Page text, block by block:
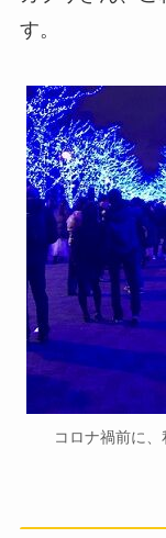
す。
コロナ禍前に